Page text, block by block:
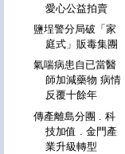
愛心公益拍賣
鹽埕警分局破「家
庭式」販毒集團
氣喘病患自已當醫
師加減藥物 病情
反覆十餘年
傳產離島分團 . 科
技加值 . 金門產
業升級轉型